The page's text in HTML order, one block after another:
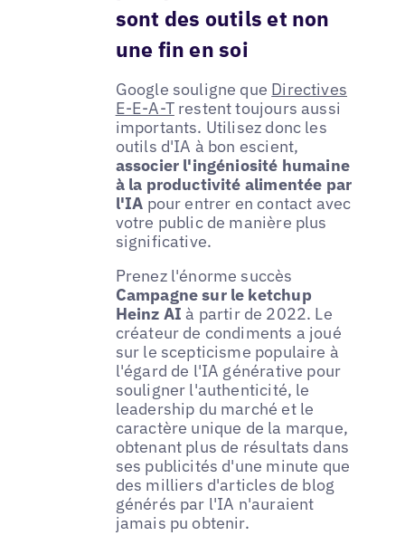
sont des outils et non
une fin en soi
Google souligne que Directives
E-E-A-Trestent toujours aussi
importants. Utilisez donc les
outils d'IA à bon escient,
associer l'ingéniosité humaine
à la productivité alimentée par
l'IA pour entrer en contact avec
votre public de manière plus
significative.
Prenez l'énorme succès
Campagne sur le ketchup
Heinz AI à partir de 2022. Le
créateur de condiments a joué
sur le scepticisme populaire à
l'égard de l'IA générative pour
souligner l'authenticité, le
leadership du marché et le
caractère unique de la marque,
obtenant plus de résultats dans
ses publicités d'une minute que
des milliers d'articles de blog
générés par l'IA n'auraient
jamais pu obtenir.